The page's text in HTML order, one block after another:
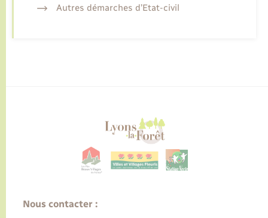
Autres démarches d’Etat-civil
Nous contacter :